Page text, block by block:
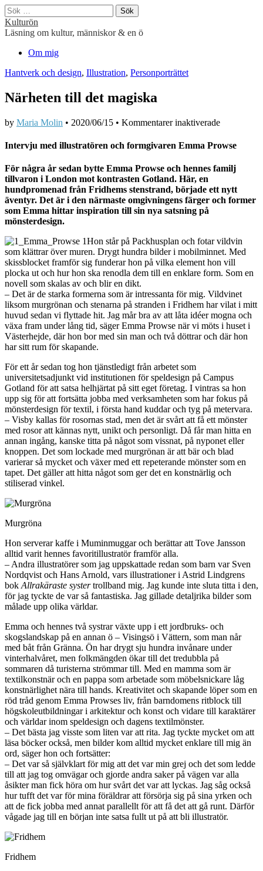
Sök
efter:
Kulturön
Läsning om kultur, människor & en ö
Main
Skip
content
Om mig
Hantverk och design, Illustration, Personporträttet
Närheten till det magiska
by Maria Molin • 2020/06/15 • Kommentarer inaktiveradeför
till
magiska
Intervju med illustratören och formgivaren Emma Prowse
För några år sedan bytte Emma Prowse och hennes familj
tillvaron i London mot kontrasten Gotland. Här, en
hundpromenad från Fridhems stenstrand, började ett nytt
äventyr. Det är i den närmaste omgivningens färger och former
som Emma hittar inspiration till sin nya satsning på
mönsterdesign.
Hon står på Packhusplan och fotar vildvin
som klättrar över muren. Drygt hundra bilder i mobilminnet. Med
skissblocket framför sig funderar hon på vilka element hon vill
plocka ut och hur hon ska renodla dem till en enklare form. Som en
novell som skalas av och blir en dikt.
– Det är de starka formerna som är intressanta för mig. Vildvinet
liksom murgrönan och stenarna på stranden i Fridhem har vilat i mitt
huvud sedan vi flyttade hit. Jag mår bra av att låta idéer mogna och
växa fram under lång tid, säger Emma Prowse när vi möts i huset i
Västerhejde, där hon bor med sin man och två döttrar och där hon
har sitt rum för skapande.
För ett år sedan tog hon tjänstledigt från arbetet som
universitetsadjunkt vid institutionen för speldesign på Campus
Gotland för att satsa helhjärtat på sitt eget företag. I vintras sa hon
upp sig för att fortsätta jobba med verksamheten som har fokus på
mönsterdesign för textil, i första hand kuddar och tyg på metervara.
– Visby kallas för rosornas stad, men det är svårt att få ett mönster
med rosor att kännas nytt, unikt och personligt. Då får man hitta en
annan ingång, kanske titta på något som vissnat, på nyponet eller
knoppen. Det som lockade med murgrönan är att bär och blad
varierar så mycket och växer med ett repeterande mönster som en
tapet. Det gäller att hitta något som ger det en konstnärlig och
stiliserad vinkel.
Murgröna
Hon serverar kaffe i Muminmuggar och berättar att Tove Jansson
alltid varit hennes favoritillustratör framför alla.
– Andra illustratörer som jag uppskattade redan som barn var Sven
Nordqvist och Hans Arnold, vars illustrationer i Astrid Lindgrens
bok Allrakäraste systertrollband mig. Jag kunde inte sluta titta i den,
för jag tyckte de var så fantastiska. Jag gillade detaljrika bilder som
målade upp olika världar.
Emma och hennes två systrar växte upp i ett jordbruks- och
skogslandskap på en annan ö – Visingsö i Vättern, som man når
med båt från Gränna. Ön har drygt sju hundra invånare under
vinterhalvåret, men folkmängden ökar till det tredubbla på
sommaren då turisterna strömmar till. Med en mamma som är
textilkonstnär och en pappa som arbetade som möbelsnickare låg
konstnärlighet nära till hands. Kreativitet och skapande löper som en
röd tråd genom Emma Prowses liv, från barndomens ritblock till
högskoleutbildningar i arkitektur och konst och vidare till karaktärer
och världar inom speldesign och dagens textilmönster.
– Det bästa jag visste som liten var att rita. Jag tyckte mycket om att
läsa böcker också, men bilder kom alltid mycket enklare till mig än
ord, säger hon och fortsätter:
– Det var så självklart för mig att det var min grej och det som ledde
till att jag tog omvägar och gjorde andra saker på vägen var alla
åsikter man fick höra om hur svårt det var att lyckas. Jag såg också
hur tufft det var för mina föräldrar att försörja sig på sina yrken och
att de fick jobba med annat parallellt för att få det att gå runt. Därför
vågade jag till en början inte satsa fullt ut på att bli illustratör.
Fridhem